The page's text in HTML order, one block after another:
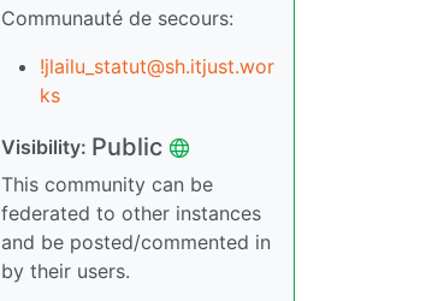
Communauté de secours:
!jlailu_statut@sh.itjust.wor
ks
Visibility: Public
This community can be
federated to other instances
and be posted/commented in
by their users.